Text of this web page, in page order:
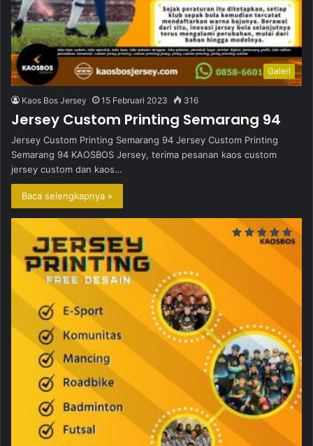
Galeri
Kaos Bos Jersey 15 Februari 2023 316
Jersey Custom Printing Semarang 94
Jersey Custom Printing Semarang 94 Jersey Custom Printing
Semarang 94 KAOSBOS Jersey, terima pesanan kaos custom
jersey custom dan kaos…
Baca selengkapnya »